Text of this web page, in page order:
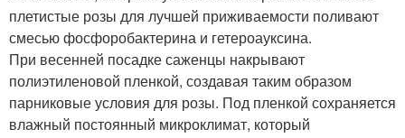
плетистые розы для лучшей приживаемости поливают
смесью фосфоробактерина и гетероауксина.
При весенней посадке саженцы накрывают
полиэтиленовой пленкой, создавая таким образом
парниковые условия для розы. Под пленкой сохраняется
влажный постоянный микроклимат, который